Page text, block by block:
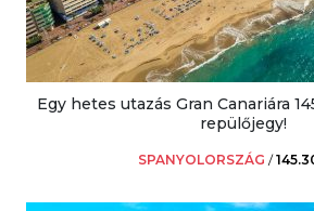
Egy hetes utazás Gran Canariára
repülőjegy!
SPANYOLORSZÁG /